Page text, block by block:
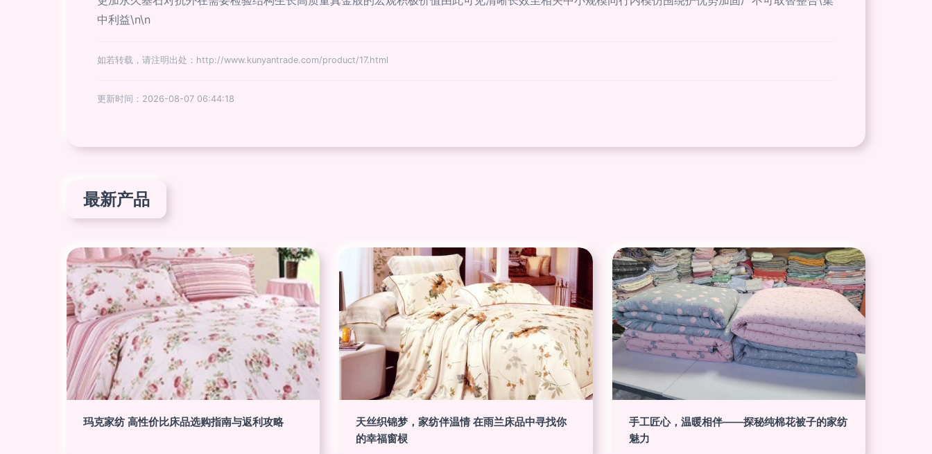
中利益\n\n
如若转载，请注明出处：http://www.kunyantrade.com/product/17.html
更新时间：2026-08-07 06:44:18
最新产品
玛克家纺 高性价比床品选购指南与返利攻略
天丝织锦梦，家纺伴温情 在雨兰床品中寻找你
的幸福窗棂
手工匠心，温暖相伴——探秘纯棉花被子的家纺
魅力